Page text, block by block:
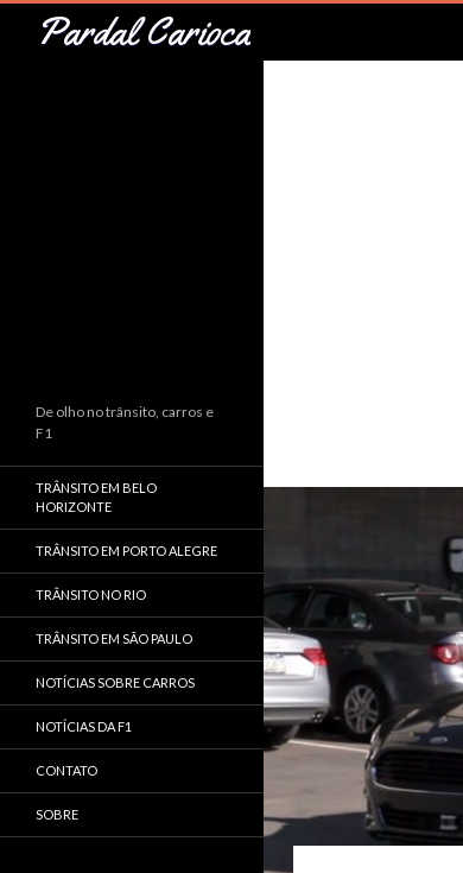
Pardal Carioca
Pesquisar
De olho no trânsito, carros e
F1
TRÂNSITO EM BELO
HORIZONTE
TRÂNSITO EM PORTO ALEGRE
TRÂNSITO NO RIO
TRÂNSITO EM SÃO PAULO
NOTÍCIAS SOBRE CARROS
NOTÍCIAS DA F1
CONTATO
SOBRE